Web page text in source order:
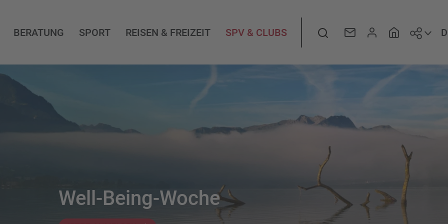
BERATUNG SPORT REISEN & FREIZEIT SPV & CLUBS Suche
Well-Being-Woche